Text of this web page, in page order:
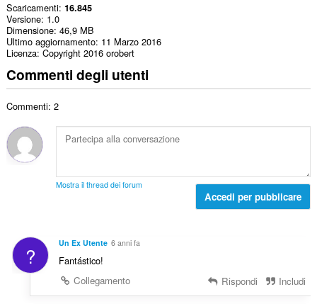
Scaricamenti 16.845
Versione 1.0
Dimensione 46,9 MB
Ultimo aggiornamento 11 Marzo 2016
Licenza Copyright 2016 orobert
Commenti degli utenti
Commenti: 2
Mostra il thread dei forum
Accedi per pubblicare
? Un Ex Utente 6 anni fa
Fantástico!
Collegamento
Rispondi Includi